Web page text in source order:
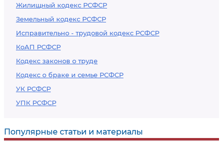
Жилищный кодекс РСФСР
Земельный кодекс РСФСР
Исправительно - трудовой кодекс РСФСР
КоАП РСФСР
Кодекс законов о труде
Кодекс о браке и семье РСФСР
УК РСФСР
УПК РСФСР
Популярные статьи и материалы